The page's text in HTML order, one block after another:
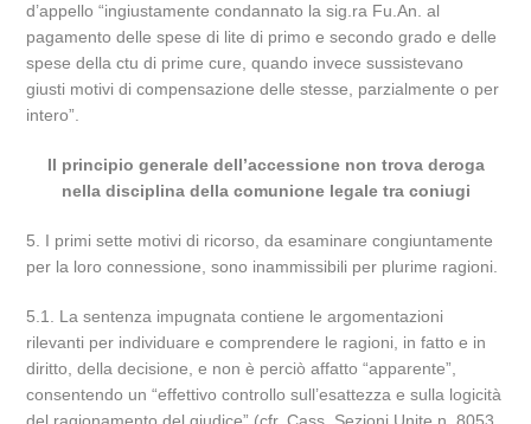
d’appello “ingiustamente condannato la sig.ra Fu.An. al
pagamento delle spese di lite di primo e secondo grado e delle
spese della ctu di prime cure, quando invece sussistevano
giusti motivi di compensazione delle stesse, parzialmente o per
intero”.
Il principio generale dell’accessione non trova deroga
nella disciplina della comunione legale tra coniugi
5. I primi sette motivi di ricorso, da esaminare congiuntamente
per la loro connessione, sono inammissibili per plurime ragioni.
5.1. La sentenza impugnata contiene le argomentazioni
rilevanti per individuare e comprendere le ragioni, in fatto e in
diritto, della decisione, e non è perciò affatto “apparente”,
consentendo un “effettivo controllo sull’esattezza e sulla logicità